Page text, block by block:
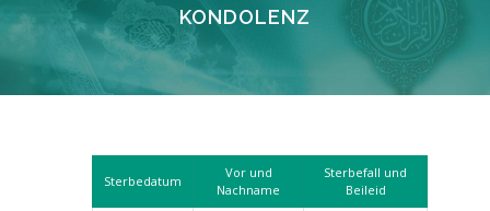
KONDOLENZ
Sterbedatum
Vor und
Nachname
Sterbefall und
Beileid